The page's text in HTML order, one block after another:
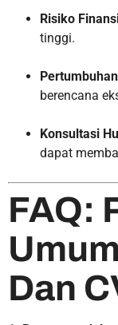
Risiko
tinggi.
berencana
Konsultasi
dapat
FAQ:
Dan